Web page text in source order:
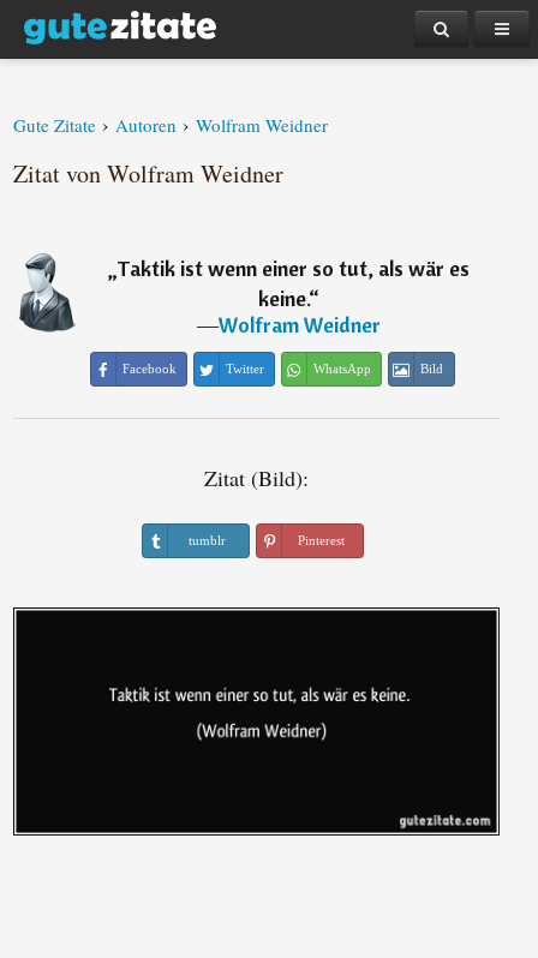
Gute Zitate › Autoren › Wolfram Weidner
Zitat von Wolfram Weidner
„Taktik ist wenn einer so tut, als wär es
keine.“
―Wolfram Weidner
Facebook Twitter WhatsApp Bild
Zitat (Bild):
tumblr Pinterest